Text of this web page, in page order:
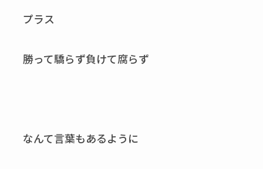
プラス
勝って驕らず負けて腐らず
なんて言葉もあるように